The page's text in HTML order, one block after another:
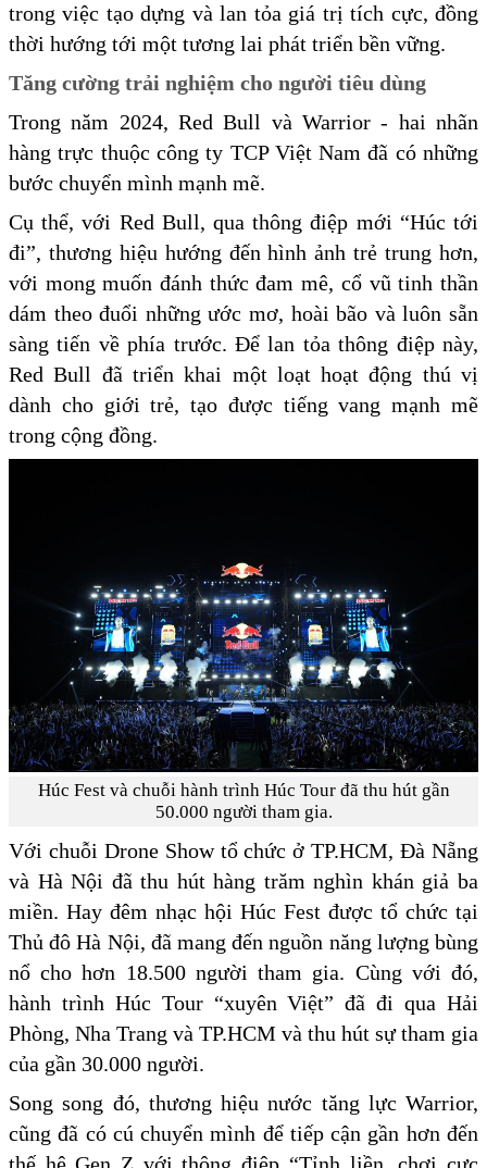
trong việc tạo dựng và lan tỏa giá trị tích cực, đồng
thời hướng tới một tương lai phát triển bền vững.
Tăng cường trải nghiệm cho người tiêu dùng
Trong năm 2024, Red Bull và Warrior - hai nhãn
hàng trực thuộc công ty TCP Việt Nam đã có những
bước chuyển mình mạnh mẽ.
Cụ thể, với Red Bull, qua thông điệp mới “Húc tới
đi”, thương hiệu hướng đến hình ảnh trẻ trung hơn,
với mong muốn đánh thức đam mê, cổ vũ tinh thần
dám theo đuổi những ước mơ, hoài bão và luôn sẵn
sàng tiến về phía trước. Để lan tỏa thông điệp này,
Red Bull đã triển khai một loạt hoạt động thú vị
dành cho giới trẻ, tạo được tiếng vang mạnh mẽ
trong cộng đồng.
Húc Fest và chuỗi hành trình Húc Tour đã thu hút gần
50.000 người tham gia.
Với chuỗi Drone Show tổ chức ở TP.HCM, Đà Nẵng
và Hà Nội đã thu hút hàng trăm nghìn khán giả ba
miền. Hay đêm nhạc hội Húc Fest được tổ chức tại
Thủ đô Hà Nội, đã mang đến nguồn năng lượng bùng
nổ cho hơn 18.500 người tham gia. Cùng với đó,
hành trình Húc Tour “xuyên Việt” đã đi qua Hải
Phòng, Nha Trang và TP.HCM và thu hút sự tham gia
của gần 30.000 người.
Song song đó, thương hiệu nước tăng lực Warrior,
cũng đã có cú chuyển mình để tiếp cận gần hơn đến